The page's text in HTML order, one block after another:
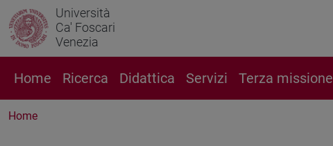
Università
Ca' Foscari
Venezia
Home Ricerca Didattica Servizi Terza missione
Home